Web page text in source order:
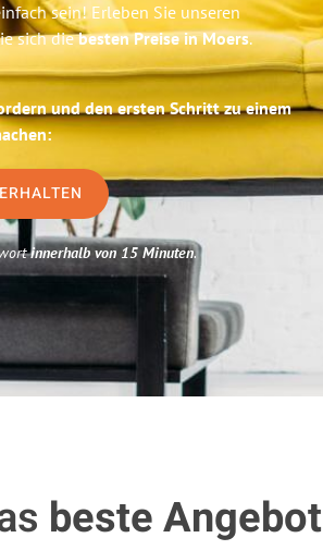
sein! Erleben Sie unseren
sich diebesten Preise in Moers.
und den ersten Schritt zu einem
innerhalb von 15 Minuten.
beste Angebot